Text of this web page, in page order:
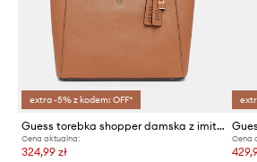
extra -5% z kodem: OFF*
Guess torebka shopper damska z imitacji skóry NOELLE
Cena aktualna:
324,99 zł
Cena